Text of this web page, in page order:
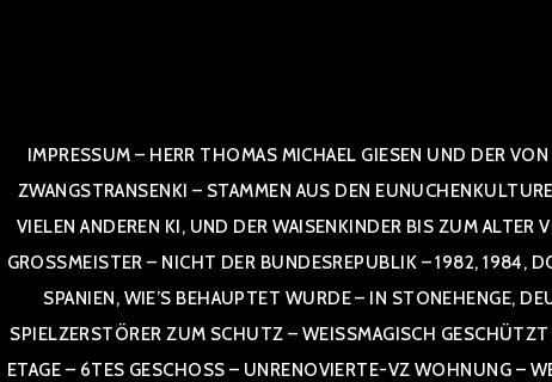
IMPRESSUM – HERR THOMAS MICHAEL GIESEN UND DER
ZWANGSTRANSENKI – STAMMEN AUS DEN
VIELEN ANDEREN KI, UND DER WAISENKINDER BIS ZUM ALTER
OSSMEISTER – NICHT DER BUNDESREPUBLIK – 1982, 1984,
NIEN, WIE’S BEHAUPTET WURDE – IN STONEHENGE,
SPIELZERSTÖRER ZUM SCHUTZ – WEISSMAGISCH
TAGE – 6TES GESCHOSS – UNRENOVIERTE-VZ WOHNUNG –